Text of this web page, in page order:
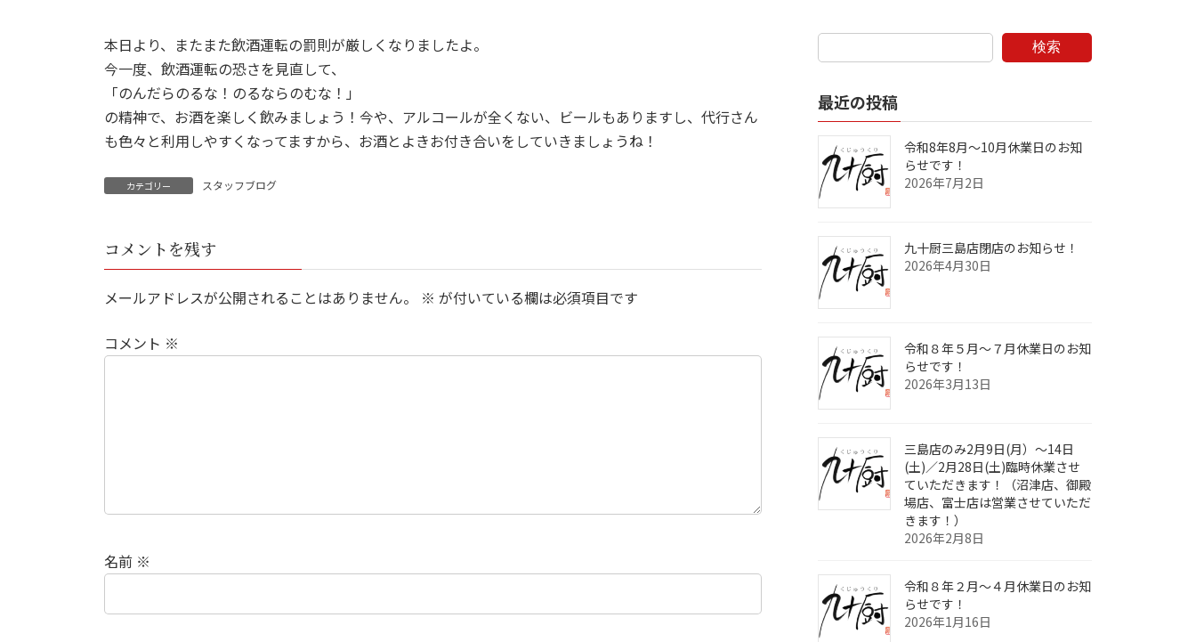
本日より、またまた飲酒運転の罰則が厳しくなりましたよ。
今一度、飲酒運転の恐さを見直して、
「のんだらのるな！のるならのむな！」
の精神で、お酒を楽しく飲みましょう！今や、アルコールが全くない、ビールもありますし、代行さん
も色々と利用しやすくなってますから、お酒とよきお付き合いをしていきましょうね！
カテゴリー スタッフブログ
コメントを残す
メールアドレスが公開されることはありません。 ※ が付いている欄は必須項目です
コメント ※
名前 ※
検索
最近の投稿
令和8年8月～10月休業日のお知
らせです！
2026年7月2日
九十厨三島店閉店のお知らせ！
2026年4月30日
令和８年５月～７月休業日のお知
らせです！
2026年3月13日
三島店のみ2月9日(月）～14日
(土)／2月28日(土)臨時休業させ
ていただきます！（沼津店、御殿
場店、富士店は営業させていただ
きます！）
2026年2月8日
令和８年２月～４月休業日のお知
らせです！
2026年1月16日